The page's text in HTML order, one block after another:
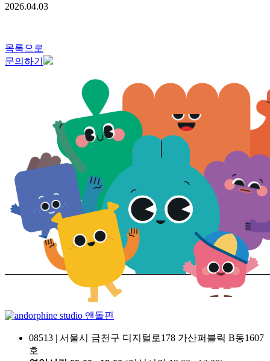
2026.04.03
목록으로
문의하기
앤돌핀
08513 | 서울시 금천구 디지털로178 가산퍼블릭 B동1607
호